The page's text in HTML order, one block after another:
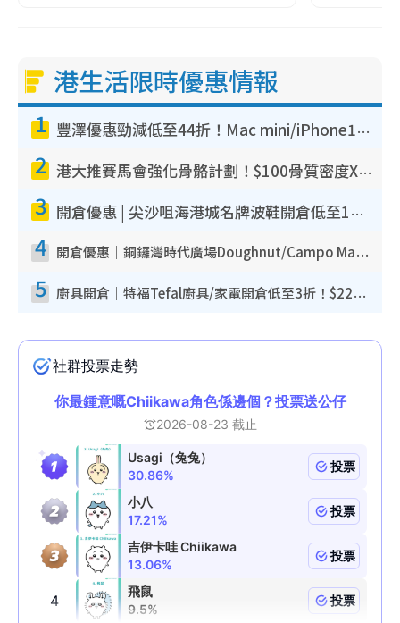
港生活限時優惠情報
1 豐澤優惠勁減低至44折！Mac mini/iPhone17Pro大減價！廚房家電$220起
2 港大推賽馬會強化骨骼計劃！$100骨質密度X光檢查 完成免費運動訓練送超市禮券！附參加資格
3 開倉優惠 | 尖沙咀海港城名牌波鞋開倉低至1折！On鞋$899起／Joy&Peace鞋履$98起
4 開倉優惠｜銅鑼灣時代廣場Doughnut/Campo Marzio開倉低至1折！背囊、書包、手袋劈價$200起
5 廚具開倉｜特福Tefal廚具/家電開倉低至3折！$220起買平底鍋/炒鑊/湯煲！電飯煲/吸塵機/燙斗$418起